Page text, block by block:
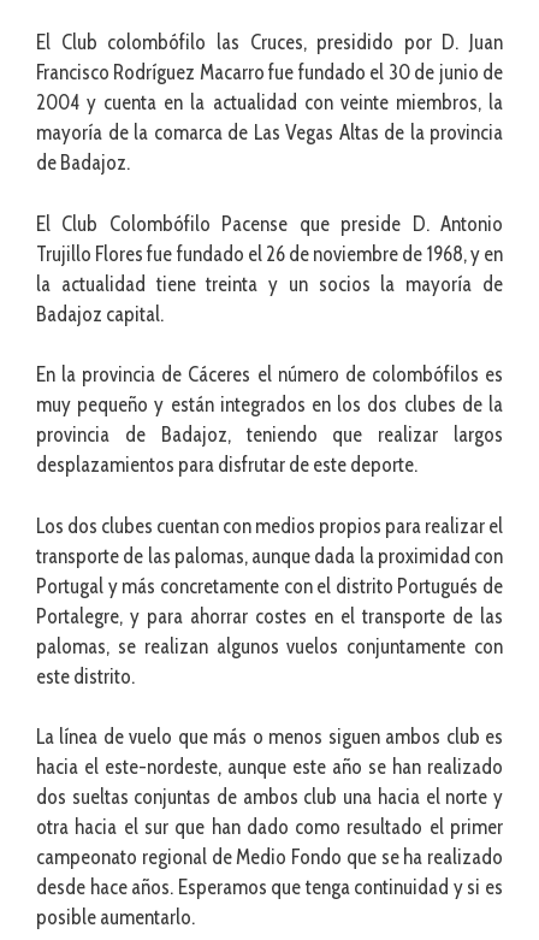
El Club colombófilo las Cruces, presidido por D. Juan
Francisco Rodríguez Macarro fue fundado el 30 de junio de
2004 y cuenta en la actualidad con veinte miembros, la
mayoría de la comarca de Las Vegas Altas de la provincia
de Badajoz.
El Club Colombófilo Pacense que preside D. Antonio
Trujillo Flores fue fundado el 26 de noviembre de 1968, y en
la actualidad tiene treinta y un socios la mayoría de
Badajoz capital.
En la provincia de Cáceres el número de colombófilos es
muy pequeño y están integrados en los dos clubes de la
provincia de Badajoz, teniendo que realizar largos
desplazamientos para disfrutar de este deporte.
Los dos clubes cuentan con medios propios para realizar el
transporte de las palomas, aunque dada la proximidad con
Portugal y más concretamente con el distrito Portugués de
Portalegre, y para ahorrar costes en el transporte de las
palomas, se realizan algunos vuelos conjuntamente con
este distrito.
La línea de vuelo que más o menos siguen ambos club es
hacia el este-nordeste, aunque este año se han realizado
dos sueltas conjuntas de ambos club una hacia el norte y
otra hacia el sur que han dado como resultado el primer
campeonato regional de Medio Fondo que se ha realizado
desde hace años. Esperamos que tenga continuidad y si es
posible aumentarlo.